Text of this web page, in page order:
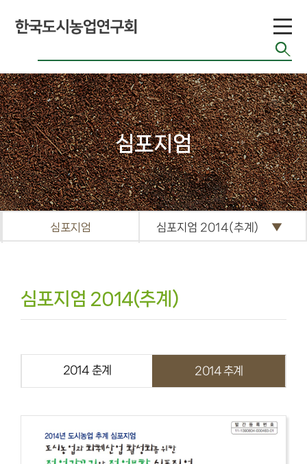
도시농업 법령
반려식물
관련 사이트
커
뮤
니
티
공지게시판
도시농업 관련
FAQ
심포지엄
심포지엄 심포지엄 2014(추계)
심포지엄 2014(추계)
2014 춘계 2014 추계